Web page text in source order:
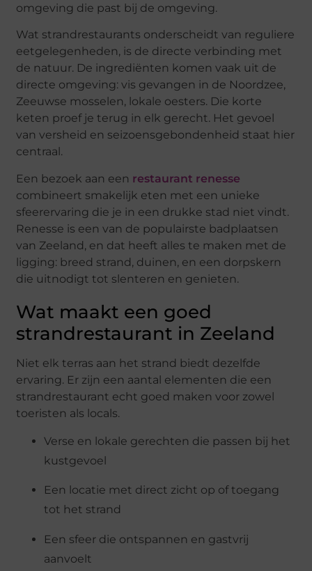
omgeving die past bij de omgeving.
Wat strandrestaurants onderscheidt van reguliere
eetgelegenheden, is de directe verbinding met
de natuur. De ingrediënten komen vaak uit de
directe omgeving: vis gevangen in de Noordzee,
Zeeuwse mosselen, lokale oesters. Die korte
keten proef je terug in elk gerecht. Het gevoel
van versheid en seizoensgebondenheid staat hier
centraal.
Een bezoek aan een restaurant renesse
combineert smakelijk eten met een unieke
sfeerervaring die je in een drukke stad niet vindt.
Renesse is een van de populairste badplaatsen
van Zeeland, en dat heeft alles te maken met de
ligging: breed strand, duinen, en een dorpskern
die uitnodigt tot slenteren en genieten.
Wat maakt een goed
strandrestaurant in Zeeland
Niet elk terras aan het strand biedt dezelfde
ervaring. Er zijn een aantal elementen die een
strandrestaurant echt goed maken voor zowel
toeristen als locals.
Verse en lokale gerechten die passen bij het
kustgevoel
Een locatie met direct zicht op of toegang
tot het strand
Een sfeer die ontspannen en gastvrij
aanvoelt